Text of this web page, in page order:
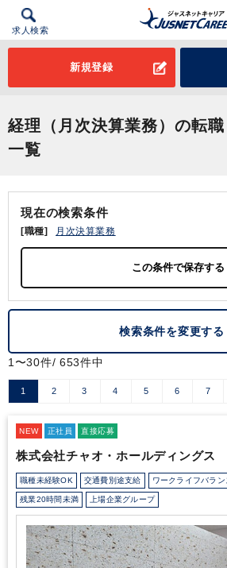
求人検索
新規登録
経理（月次決算業務）の転
一覧
1 2 3 4 5 6 7
NEW 正社員 直接応募
株式会社チャオ・ホールディングス
職種未経験OK 交通費別途支給 ワークライフバラン
残業20時間未満 上場企業グループ
現在の検索条件
[職種] 月次決算業務
検索条件を変更する
1〜30件/ 653件中